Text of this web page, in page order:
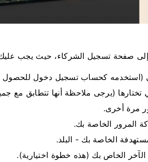
صفحة تسجيل الشركاء، حيث يجب عليك
(استخدمه كحساب تسجيل دخول
تختارها (يرجى ملاحظة أنها تتطابق مع
مرة أخرى.
المرور الخاصة بك.
الخاص بك (هذه خطوة اختيارية).